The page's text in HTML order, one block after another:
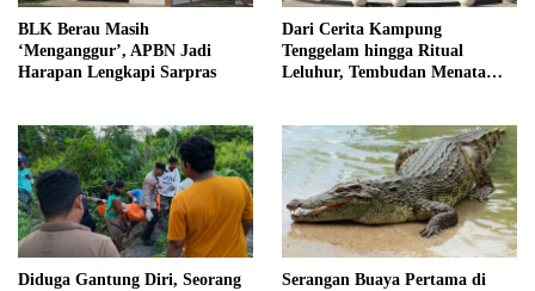
BLK Berau Masih
‘Menganggur’, APBN Jadi
Harapan Lengkapi Sarpras
Dari Cerita Kampung
Tenggelam hingga Ritual
Leluhur, Tembudan Menata
Diduga Gantung Diri, Seorang
Serangan Buaya Pertama di